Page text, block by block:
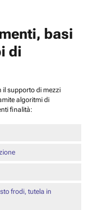
basi
di
il supporto di mezzi
algoritmi di
finalità:
frodi, tutela in